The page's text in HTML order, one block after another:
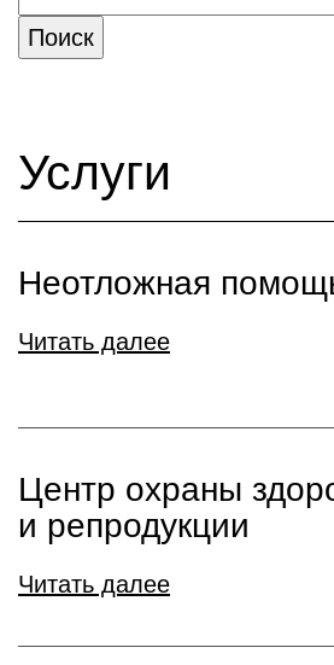
Услуги
Неотложная
Читать далее
Центр охраны
и репродукции
Читать далее